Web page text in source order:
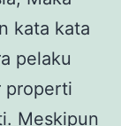
kata kata
pelaku
properti
Meskipun